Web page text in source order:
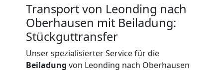
Transport von Leonding nach
Oberhausen mit Beiladung:
Stückguttransfer
Unser spezialisierter Service für die
Beiladung von Leonding nach Oberhausen
Beiladung
International